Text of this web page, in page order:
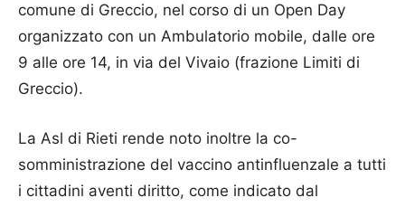
comune di Greccio, nel corso di un Open Day
organizzato con un Ambulatorio mobile, dalle ore
9 alle ore 14, in via del Vivaio (frazione Limiti di
Greccio).
La Asl di Rieti rende noto inoltre la co-
somministrazione del vaccino antinfluenzale a tutti
i cittadini aventi diritto, come indicato dal